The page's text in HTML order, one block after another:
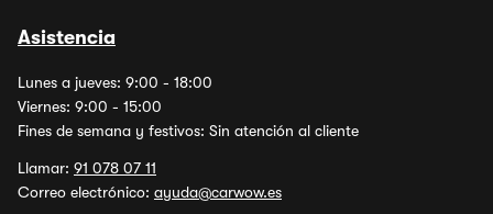
Asistencia
Lunes a jueves: 9:00 - 18:00
Viernes: 9:00 - 15:00
Fines de semana y festivos: Sin atención al cliente
Llamar: 91 078 07 11
Correo electrónico: ayuda@carwow.es